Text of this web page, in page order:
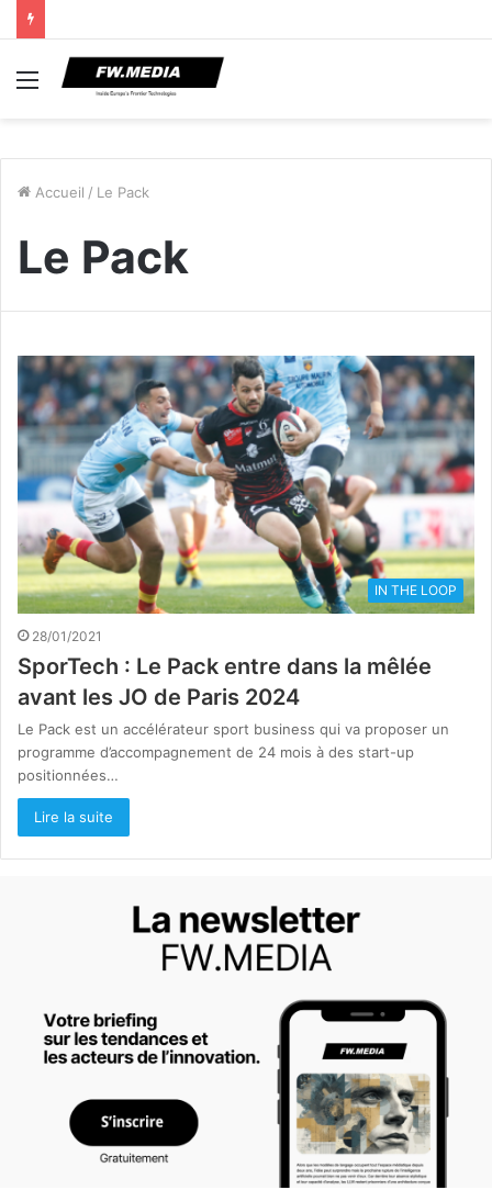
Menu
Accueil / Le Pack
Le Pack
IN THE LOOP
28/01/2021
SporTech : Le Pack entre dans la mêlée
avant les JO de Paris 2024
Le Pack est un accélérateur sport business qui va proposer un
programme d’accompagnement de 24 mois à des start-up
positionnées…
Lire la suite